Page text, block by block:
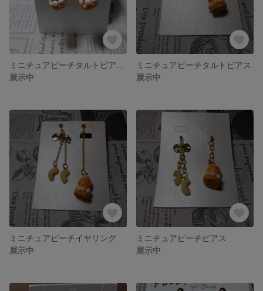
展示中
ミニチュアピーチタルトピアス
展示中
ミニチュアピーチイヤリング
展示中
ミニチュアピーチピアス
展示中